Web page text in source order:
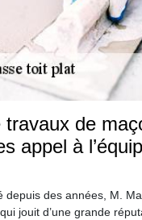
travaux de
appel à
depuis des années, M.
jouit d’une grande